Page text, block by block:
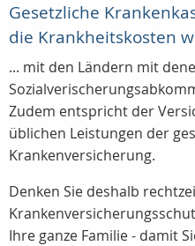
Gesetzliche
die Krankheitskosten
... mit den Ländern mit
Zudem entspricht der
üblichen Leistungen der
Krankenversicherung.
Denken Sie deshalb
Ihre ganze Familie - damit